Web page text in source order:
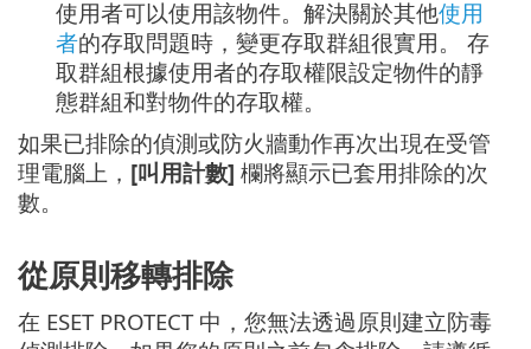
使用者可以使用該物件。解決關於其他使用
者的存取問題時，變更存取群組很實用。 存
取群組根據使用者的存取權限設定物件的靜
態群組和對物件的存取權。
如果已排除的偵測或防火牆動作再次出現在受管
理電腦上， [叫用計數] 欄將顯示已套用排除的次
數。
從原則移轉排除
在 ESET PROTECT 中，您無法透過原則建立防毒